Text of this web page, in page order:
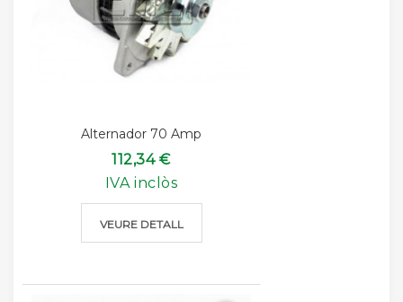
Alternador 70 Amp
112,34 €
IVA inclòs
VEURE DETALL